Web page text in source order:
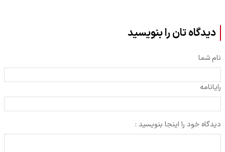
دیدگاه تان را بنویسید
نام شما
رایانامه
دیدگاه خود را اینجا بنویسید :